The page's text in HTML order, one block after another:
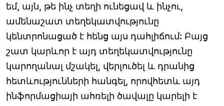
եմ, այն, թե ինչ տեղի ունեցավ և ինչու,
ամենաշատ տեղեկատվությունը
կենտրոնացած է հենց այս դահլիճում: Բայց
շատ կարևոր է այդ տեղեկատվությունը
կարողանալ մշակել, վերլուծել և դրանից
հետևությունների հանգել, որովհետև այդ
ինֆորմացիայի ահռելի ծավալը կարելի է